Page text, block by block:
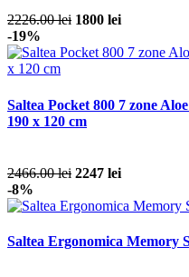
2226.00 lei 1800 lei
-19%
Saltea Pocket 800 7 zone
190 x 120 cm
2466.00 lei 2247 lei
-8%
Saltea Ergonomica Memory